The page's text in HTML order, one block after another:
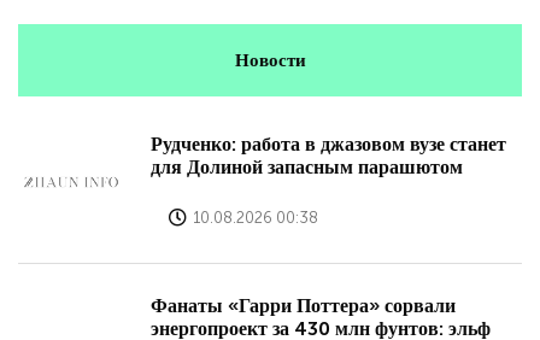
Новости
Рудченко: работа в джазовом вузе станет
для Долиной запасным парашютом
10.08.2026 00:38
Фанаты «Гарри Поттера» сорвали
энергопроект за 430 млн фунтов: эльф